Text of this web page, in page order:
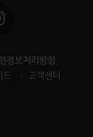
정보처리방침
드
고객센터